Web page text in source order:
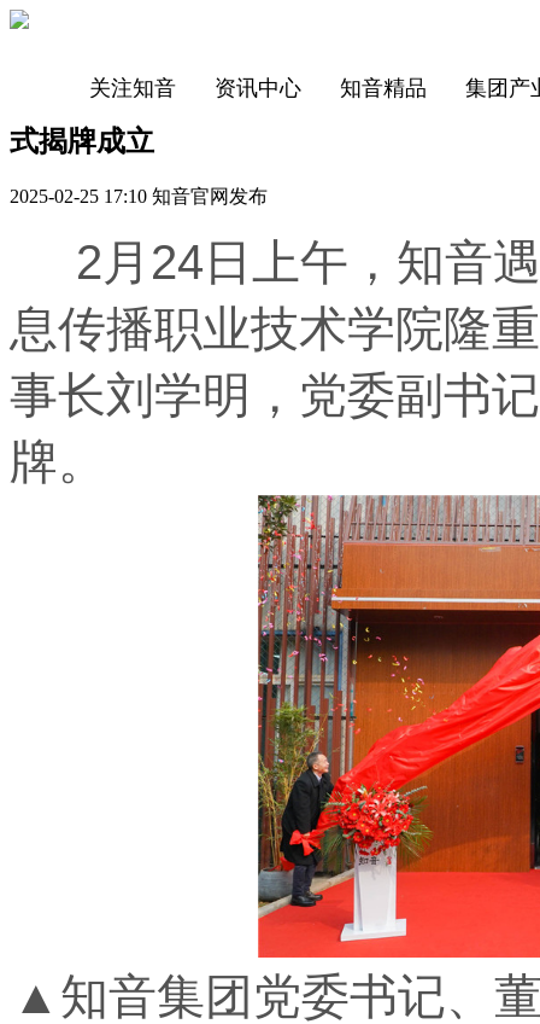
关注知音 资讯中心 知音精品 集团产
式揭牌成立
2025-02-25 17:10 知音官网发布
2月24日上午，知音
息传播职业技术学院隆
事长刘学明，党委副书
牌。
▲知音集团党委书记、